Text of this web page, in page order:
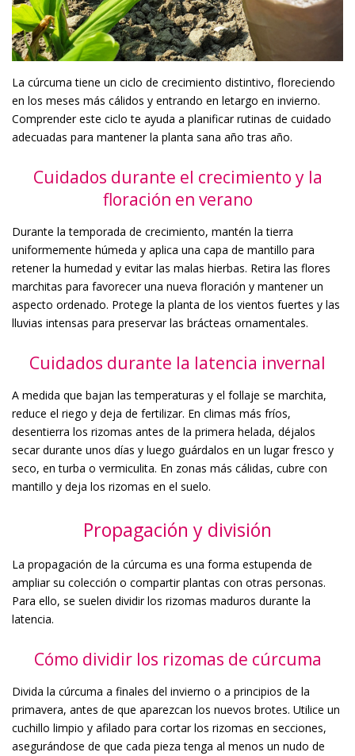
La cúrcuma tiene un ciclo de crecimiento distintivo, floreciendo
en los meses más cálidos y entrando en letargo en invierno.
Comprender este ciclo te ayuda a planificar rutinas de cuidado
adecuadas para mantener la planta sana año tras año.
Cuidados durante el crecimiento y la
floración en verano
Durante la temporada de crecimiento, mantén la tierra
uniformemente húmeda y aplica una capa de mantillo para
retener la humedad y evitar las malas hierbas. Retira las flores
marchitas para favorecer una nueva floración y mantener un
aspecto ordenado. Protege la planta de los vientos fuertes y las
lluvias intensas para preservar las brácteas ornamentales.
Cuidados durante la latencia invernal
A medida que bajan las temperaturas y el follaje se marchita,
reduce el riego y deja de fertilizar. En climas más fríos,
desentierra los rizomas antes de la primera helada, déjalos
secar durante unos días y luego guárdalos en un lugar fresco y
seco, en turba o vermiculita. En zonas más cálidas, cubre con
mantillo y deja los rizomas en el suelo.
Propagación y división
La propagación de la cúrcuma es una forma estupenda de
ampliar su colección o compartir plantas con otras personas.
Para ello, se suelen dividir los rizomas maduros durante la
latencia.
Cómo dividir los rizomas de cúrcuma
Divida la cúrcuma a finales del invierno o a principios de la
primavera, antes de que aparezcan los nuevos brotes. Utilice un
cuchillo limpio y afilado para cortar los rizomas en secciones,
asegurándose de que cada pieza tenga al menos un nudo de